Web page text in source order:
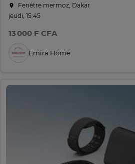
Fenêtre mermoz, Dakar
jeudi, 15:45
13 000 F CFA
Emira Home